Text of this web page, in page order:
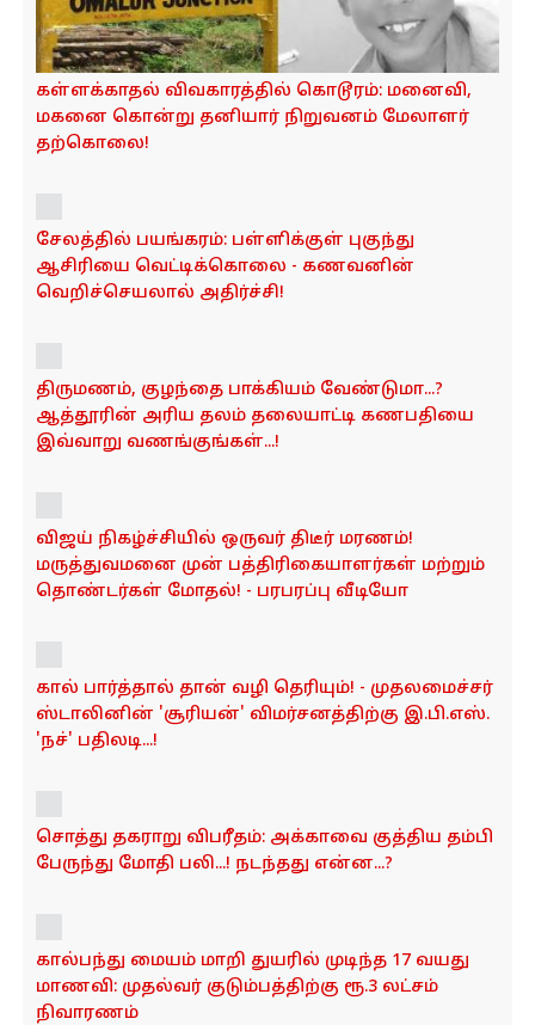
கள்ளக்காதல் விவகாரத்தில் கொடூரம்: மனைவி,
மகனை கொன்று தனியார் நிறுவனம் மேலாளர்
தற்கொலை!
சேலத்தில் பயங்கரம்: பள்ளிக்குள் புகுந்து
ஆசிரியை வெட்டிக்கொலை - கணவனின்
வெறிச்செயலால் அதிர்ச்சி!
திருமணம், குழந்தை பாக்கியம் வேண்டுமா...?
ஆத்தூரின் அரிய தலம் தலையாட்டி கணபதியை
இவ்வாறு வணங்குங்கள்...!
விஜய் நிகழ்ச்சியில் ஒருவர் திடீர் மரணம்!
மருத்துவமனை முன் பத்திரிகையாளர்கள் மற்றும்
தொண்டர்கள் மோதல்! - பரபரப்பு வீடியோ
கால் பார்த்தால் தான் வழி தெரியும்! - முதலமைச்சர்
ஸ்டாலினின் 'சூரியன்' விமர்சனத்திற்கு இ.பி.எஸ்.
'நச்' பதிலடி...!
சொத்து தகராறு விபரீதம்: அக்காவை குத்திய தம்பி
பேருந்து மோதி பலி...! நடந்தது என்ன...?
கால்பந்து மையம் மாறி துயரில் முடிந்த 17 வயது
மாணவி: முதல்வர் குடும்பத்திற்கு ரூ.3 லட்சம்
நிவாரணம்